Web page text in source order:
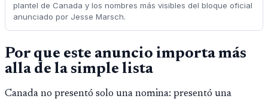
plantel de Canada y los nombres más visibles del bloque oficial
anunciado por Jesse Marsch.
Por que este anuncio importa más
alla de la simple lista
Canada no presentó solo una nomina: presentó una